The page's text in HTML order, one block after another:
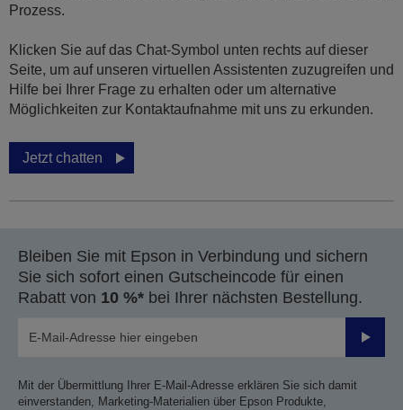
Prozess.
Klicken Sie auf das Chat-Symbol unten rechts auf dieser
Seite, um auf unseren virtuellen Assistenten zuzugreifen und
Hilfe bei Ihrer Frage zu erhalten oder um alternative
Möglichkeiten zur Kontaktaufnahme mit uns zu erkunden.
Jetzt chatten
Bleiben Sie mit Epson in Verbindung und sichern
Sie sich sofort einen Gutscheincode für einen
Rabatt von 10 %* bei Ihrer nächsten Bestellung.
Mit der Übermittlung Ihrer E-Mail-Adresse erklären Sie sich damit
einverstanden, Marketing-Materialien über Epson Produkte,